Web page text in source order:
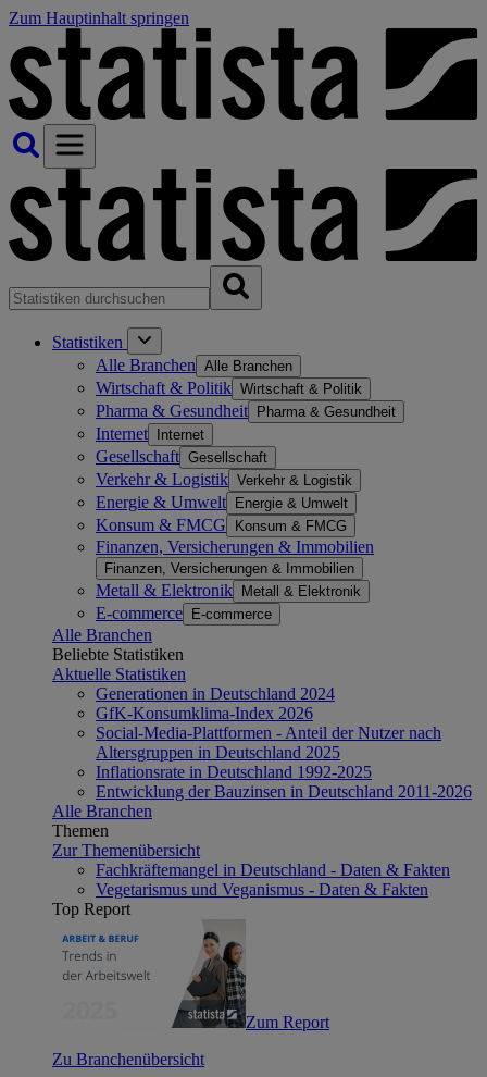
Zum Hauptinhalt springen
Statistiken
Alle Branchen Alle Branchen
Wirtschaft & Politik Wirtschaft & Politik
Pharma & Gesundheit Pharma & Gesundheit
Internet Internet
Gesellschaft Gesellschaft
Verkehr & Logistik Verkehr & Logistik
Energie & Umwelt Energie & Umwelt
Konsum & FMCG Konsum & FMCG
Finanzen, Versicherungen & Immobilien
Finanzen, Versicherungen & Immobilien
Metall & Elektronik Metall & Elektronik
E-commerce E-commerce
Alle Branchen
Beliebte Statistiken
Aktuelle Statistiken
Generationen in Deutschland 2024
GfK-Konsumklima-Index 2026
Social-Media-Plattformen - Anteil der Nutzer nach
Altersgruppen in Deutschland 2025
Inflationsrate in Deutschland 1992-2025
Entwicklung der Bauzinsen in Deutschland 2011-2026
Alle Branchen
Themen
Zur Themenübersicht
Fachkräftemangel in Deutschland - Daten & Fakten
Vegetarismus und Veganismus - Daten & Fakten
Top Report
Zum Report
Zu Branchenübersicht